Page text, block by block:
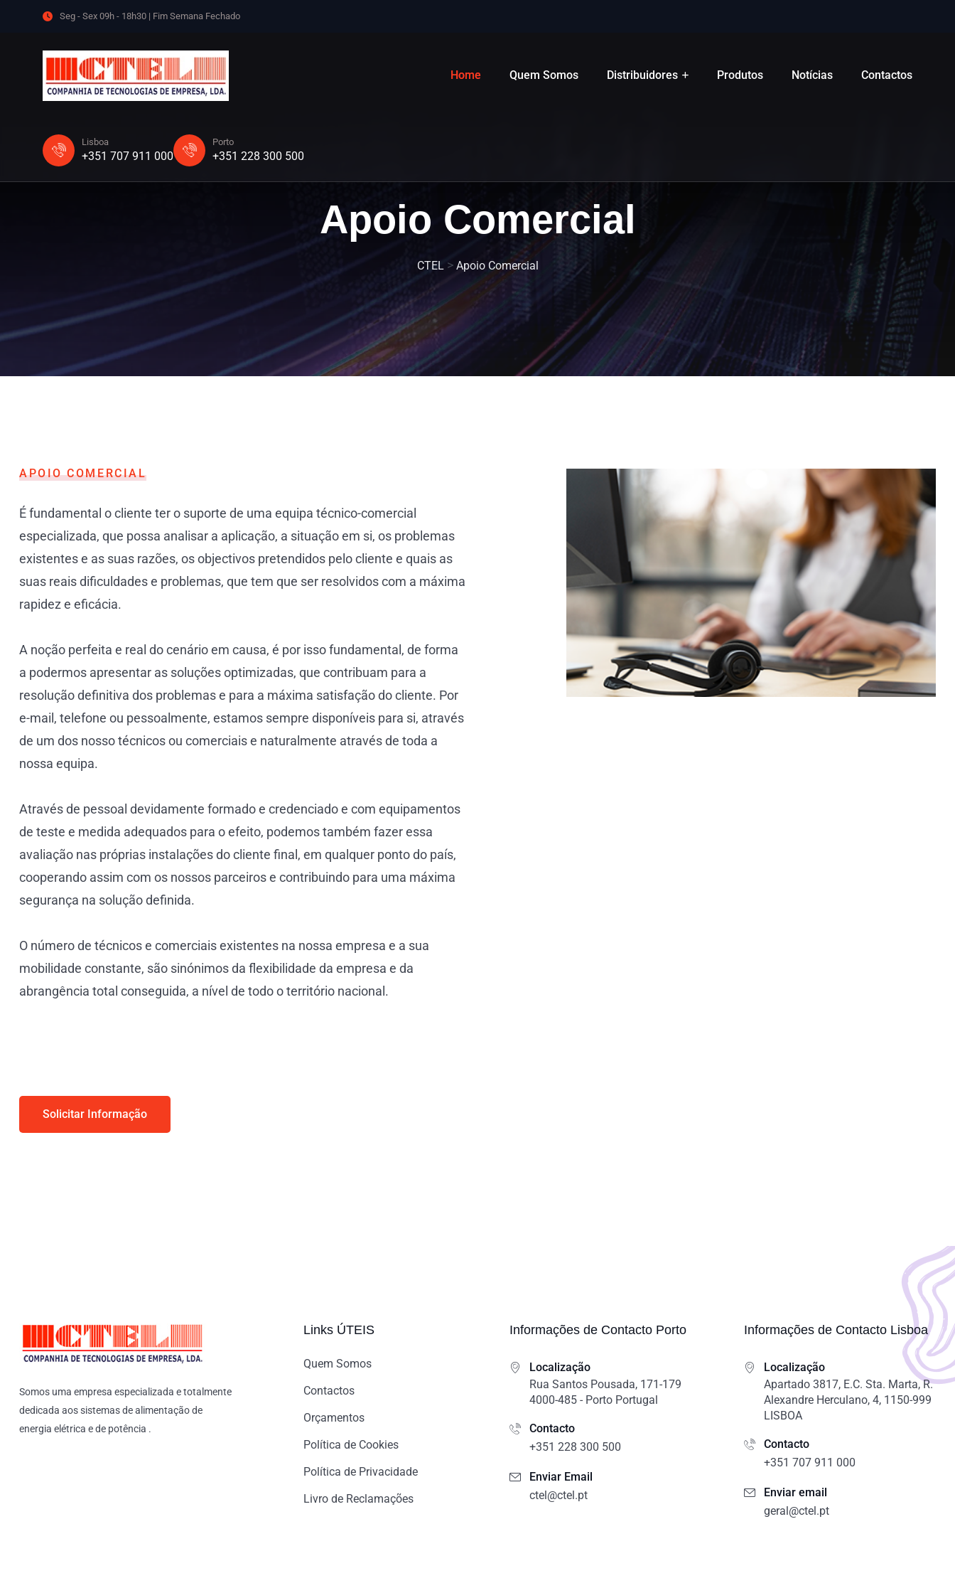
Seg - Sex 09h - 18h30 | Fim Semana Fechado
Home Quem Somos Distribuidores Produtos Notícias Contactos
Lisboa
+351 707 911 000
Porto
+351 228 300 500
Apoio Comercial
CTEL > Apoio Comercial
APOIO COMERCIAL
É fundamental o cliente ter o suporte de uma equipa técnico-comercial
especializada, que possa analisar a aplicação, a situação em si, os problemas
existentes e as suas razões, os objectivos pretendidos pelo cliente e quais as
suas reais dificuldades e problemas, que tem que ser resolvidos com a máxima
rapidez e eficácia.
A noção perfeita e real do cenário em causa, é por isso fundamental, de forma
a podermos apresentar as soluções optimizadas, que contribuam para a
resolução definitiva dos problemas e para a máxima satisfação do cliente. Por
e-mail, telefone ou pessoalmente, estamos sempre disponíveis para si, através
de um dos nosso técnicos ou comerciais e naturalmente através de toda a
nossa equipa.
Através de pessoal devidamente formado e credenciado e com equipamentos
de teste e medida adequados para o efeito, podemos também fazer essa
avaliação nas próprias instalações do cliente final, em qualquer ponto do país,
cooperando assim com os nossos parceiros e contribuindo para uma máxima
segurança na solução definida.
O número de técnicos e comerciais existentes na nossa empresa e a sua
mobilidade constante, são sinónimos da flexibilidade da empresa e da
abrangência total conseguida, a nível de todo o território nacional.
Solicitar Informação
Somos uma empresa especializada e totalmente
dedicada aos sistemas de alimentação de
energia elétrica e de potência .
Links ÚTEIS
Quem Somos
Contactos
Orçamentos
Política de Cookies
Política de Privacidade
Livro de Reclamações
Informações de Contacto Porto
Localização
Rua Santos Pousada, 171-179
4000-485 - Porto Portugal
Contacto
+351 228 300 500
Enviar Email
ctel@ctel.pt
Informações de Contacto Lisboa
Localização
Apartado 3817, E.C. Sta. Marta, R.
Alexandre Herculano, 4, 1150-999
LISBOA
Contacto
+351 707 911 000
Enviar email
geral@ctel.pt